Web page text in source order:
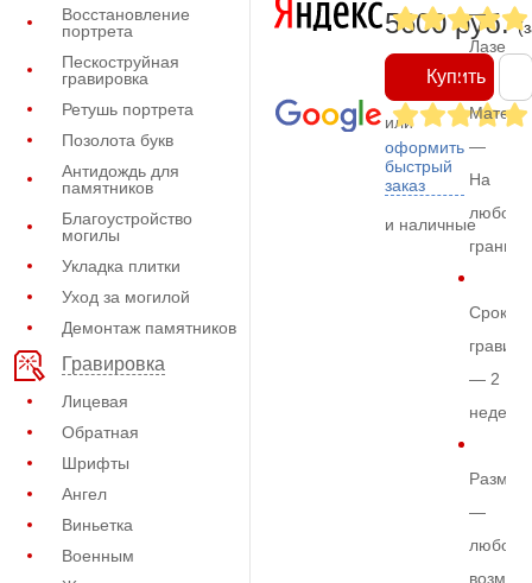
Восстановление
портрета
Пескоструйная
гравировка
Ретушь портрета
Позолота букв
Антидождь для
памятников
Благоустройство
могилы
Укладка плитки
Уход за могилой
Демонтаж памятников
Гравировка
Лицевая
Обратная
Шрифты
Ангел
Виньетка
Военным
5600 руб.
Купить
или
оформить
быстрый
заказ
и наличные
—
—
На
любом
граните
Срок
— 2
недели
Размер
—
любой